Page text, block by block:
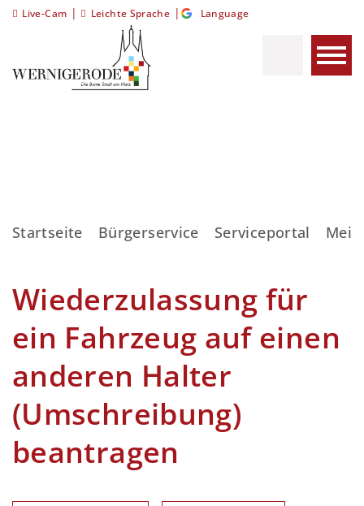
Live-Cam | Leichte Sprache | Language
Startseite Bürgerservice Serviceportal
Wiederzulassung für
ein Fahrzeug auf einen
anderen Halter
(Umschreibung)
beantragen